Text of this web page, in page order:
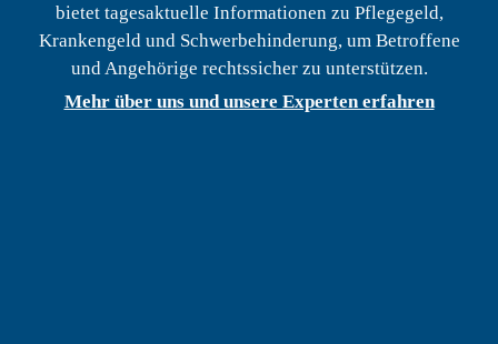
bietet tagesaktuelle Informationen zu Pflegegeld,
Krankengeld und Schwerbehinderung, um Betroffene
und Angehörige rechtssicher zu unterstützen.
Mehr über uns und unsere Experten erfahren